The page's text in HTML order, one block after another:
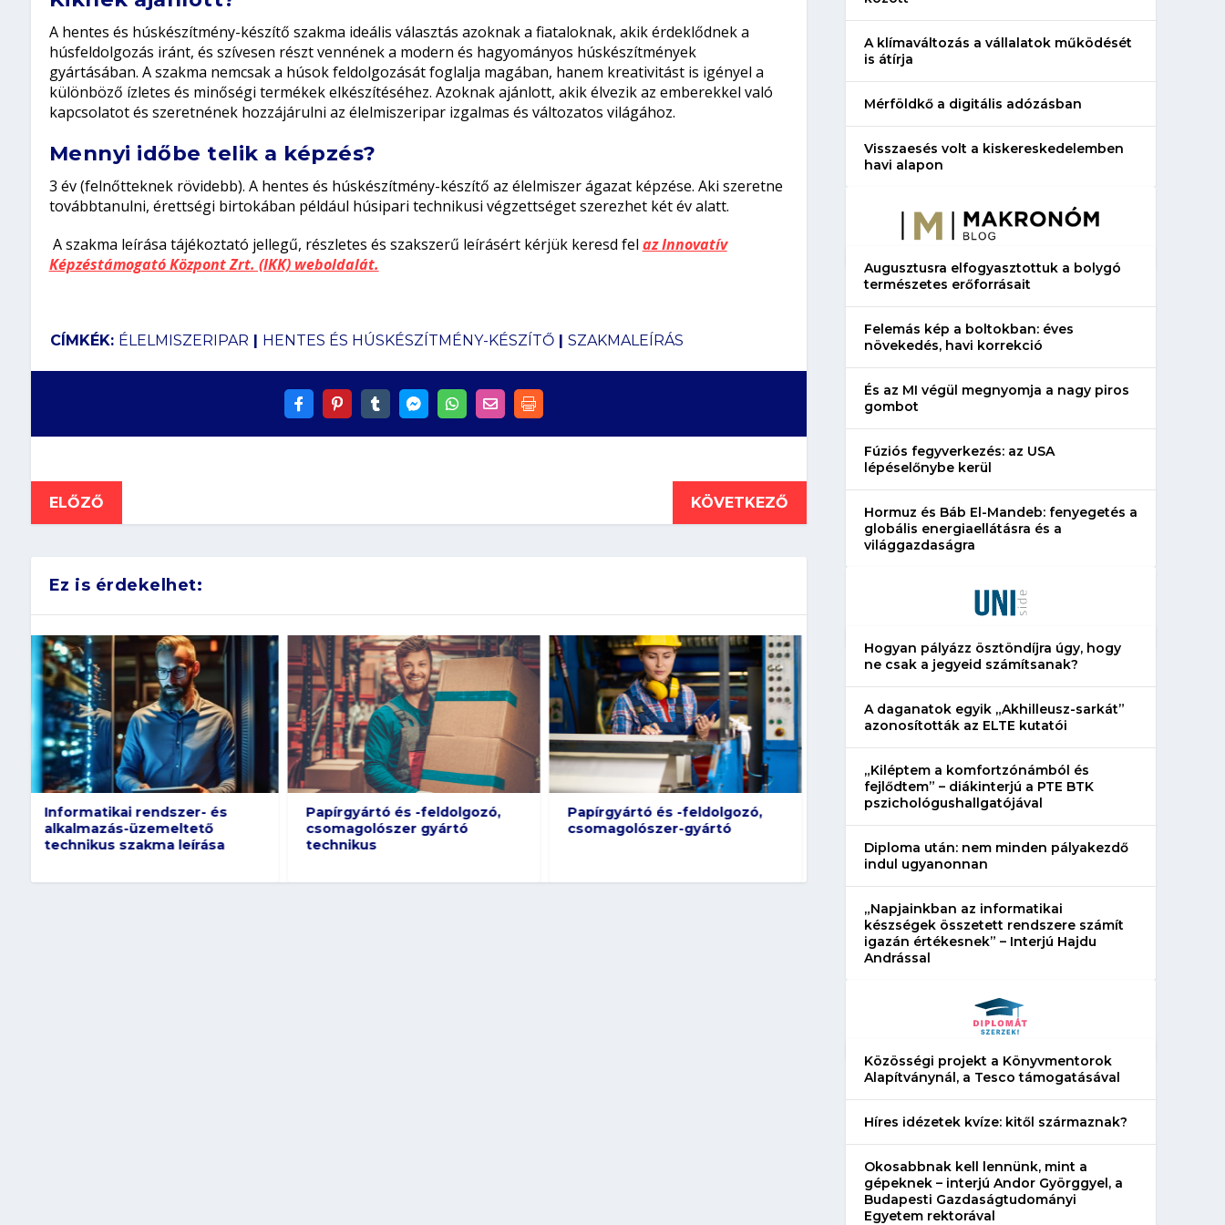
A hentes és húskészítmény-készítő szakma ideális választás azoknak a fiataloknak, akik érdeklődnek a
húsfeldolgozás iránt, és szívesen részt vennének a modern és hagyományos húskészítmények
gyártásában. A szakma nemcsak a húsok feldolgozását foglalja magában, hanem kreativitást is igényel a
különböző ízletes és minőségi termékek elkészítéséhez. Azoknak ajánlott, akik élvezik az emberekkel való
kapcsolatot és szeretnének hozzájárulni az élelmiszeripar izgalmas és változatos világához.
Mennyi időbe telik a képzés?
3 év (felnőtteknek rövidebb). A hentes és húskészítmény-készítő az élelmiszer ágazat képzése. Aki szeretne
továbbtanulni, érettségi birtokában például húsipari technikusi végzettséget szerezhet két év alatt.
A szakma leírása tájékoztató jellegű, részletes és szakszerű leírásért kérjük keresd fel az Innovatív
Képzéstámogató Központ Zrt. (IKK) weboldalát.
CÍMKÉK: ÉLELMISZERIPAR | HENTES ÉS HÚSKÉSZÍTMÉNY-KÉSZÍTŐ| SZAKMALEÍRÁS
ELŐZŐ KÖVETKEZŐ
Ez is érdekelhet:
Papírgyártó és -feldolgozó,
csomagolószer gyártó
technikus
Papírgyártó és -feldolgozó,
csomagolószer-gyártó
Gumiipari technikus
Erjedés és üdítőital-ipari
technikus szakma
technikus
A klímaváltozás a vállalatok működését
is átírja
Mérföldkő a digitális adózásban
Visszaesés volt a kiskereskedelemben
havi alapon
Augusztusra elfogyasztottuk a bolygó
természetes erőforrásait
Felemás kép a boltokban: éves
növekedés, havi korrekció
És az MI végül megnyomja a nagy piros
gombot
Fúziós fegyverkezés: az USA
lépéselőnybe kerül
Hormuz és Báb El-Mandeb: fenyegetés a
globális energiaellátásra és a
világgazdaságra
Hogyan pályázz ösztöndíjra úgy, hogy
ne csak a jegyeid számítsanak?
A daganatok egyik „Akhilleusz-sarkát”
azonosították az ELTE kutatói
„Kiléptem a komfortzónámból és
fejlődtem” – diákinterjú a PTE BTK
pszichológushallgatójával
Diploma után: nem minden pályakezdő
indul ugyanonnan
„Napjainkban az informatikai
készségek összetett rendszere számít
igazán értékesnek” – Interjú Hajdu
Andrással
Közösségi projekt a Könyvmentorok
Alapítványnál, a Tesco támogatásával
Híres idézetek kvíze: kitől származnak?
Okosabbnak kell lennünk, mint a
gépeknek – interjú Andor Györggyel, a
Budapesti Gazdaságtudományi
Egyetem rektorával